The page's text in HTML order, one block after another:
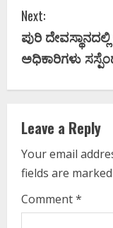
t
i
n
u
e
R
e
Next:
ಪುರಿ
ಅಧಿಕಾರಿಗಳು
Leave a Reply
Your email
fields are marked
Comment*